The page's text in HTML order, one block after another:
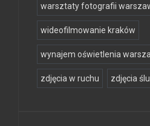
warsztaty fotografii
wideofilmowanie kraków
wynajem oświetlenia
zdjęcia w ruchu zdjęcia